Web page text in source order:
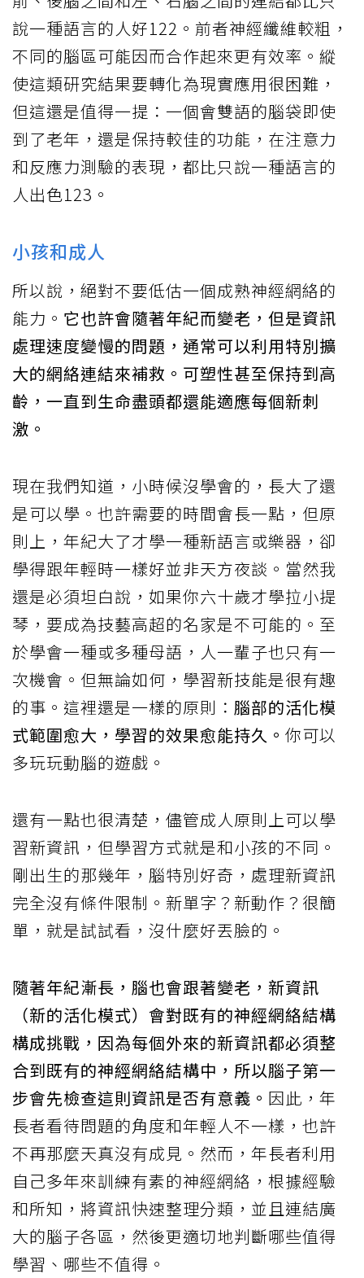
說一種語言的人好122。前者神經纖維較粗，
不同的腦區可能因而合作起來更有效率。縱
使這類研究結果要轉化為現實應用很困難，
但這還是值得一提：一個會雙語的腦袋即使
到了老年，還是保持較佳的功能，在注意力
和反應力測驗的表現，都比只說一種語言的
人出色123。
小孩和成人
所以說，絕對不要低估一個成熟神經網絡的
能力。 它也許會隨著年紀而變老，但是資訊
處理速度變慢的問題，通常可以利用特別擴
大的網絡連結來補救。可塑性甚至保持到高
齡，一直到生命盡頭都還能適應每個新刺
激。
現在我們知道，小時候沒學會的，長大了還
是可以學。也許需要的時間會長一點，但原
則上，年紀大了才學一種新語言或樂器，卻
學得跟年輕時一樣好並非天方夜談。當然我
還是必須坦白說，如果你六十歲才學拉小提
琴，要成為技藝高超的名家是不可能的。至
於學會一種或多種母語，人一輩子也只有一
次機會。但無論如何，學習新技能是很有趣
的事。這裡還是一樣的原則： 腦部的活化模
式範圍愈大，學習的效果愈能持久。 你可以
多玩玩動腦的遊戲。
還有一點也很清楚，儘管成人原則上可以學
習新資訊，但學習方式就是和小孩的不同。
剛出生的那幾年，腦特別好奇，處理新資訊
完全沒有條件限制。新單字？新動作？很簡
單，就是試試看，沒什麼好丟臉的。
隨著年紀漸長，腦也會跟著變老，新資訊
（新的活化模式）會對既有的神經網絡結構
構成挑戰，因為每個外來的新資訊都必須整
合到既有的神經網絡結構中，所以腦子第一
步會先檢查這則資訊是否有意義。 因此，年
長者看待問題的角度和年輕人不一樣，也許
不再那麼天真沒有成見。然而，年長者利用
自己多年來訓練有素的神經網絡，根據經驗
和所知，將資訊快速整理分類，並且連結廣
大的腦子各區，然後更適切地判斷哪些值得
學習、哪些不值得。